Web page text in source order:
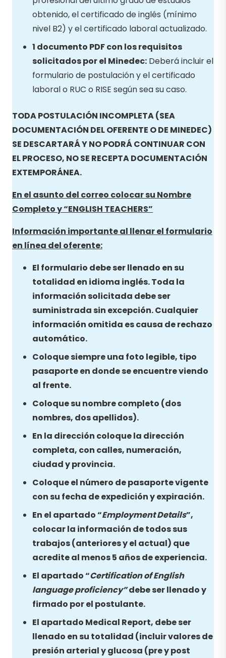
obtenido, el certificado de inglés (mínimo
nivel B2) y el certificado laboral actualizado.
1 documento PDF con los requisitos
solicitados por el Minedec: Deberá incluir el
formulario de postulación y el certificado
laboral o RUC o RISE según sea su caso.
TODA POSTULACIÓN INCOMPLETA (SEA
DOCUMENTACIÓN DEL OFERENTE O DE MINEDEC)
SE DESCARTARÁ Y NO PODRÁ CONTINUAR CON
EL PROCESO, NO SE RECEPTA DOCUMENTACIÓN
EXTEMPORÁNEA.
En el asunto del correo colocar su Nombre
Completo y “ENGLISH TEACHERS”
Información importante al llenar el formulario
en línea del oferente:
El formulario debe ser llenado en su
totalidad en idioma inglés. Toda la
información solicitada debe ser
suministrada sin excepción. Cualquier
información omitida es causa de rechazo
automático.
Coloque siempre una foto legible, tipo
pasaporte en donde se encuentre viendo
al frente.
Coloque su nombre completo (dos
nombres, dos apellidos).
En la dirección coloque la dirección
completa, con calles, numeración,
ciudad y provincia.
Coloque el número de pasaporte vigente
con su fecha de expedición y expiración.
En el apartado “Employment Details”,
colocar la información de todos sus
trabajos (anteriores y el actual) que
acredite al menos 5 años de experiencia.
El apartado “Certification of English
language proficiency”debe ser llenado y
firmado por el postulante.
El apartado Medical Report, debe ser
llenado en su totalidad (incluir valores de
presión arterial y glucosa (pre y post